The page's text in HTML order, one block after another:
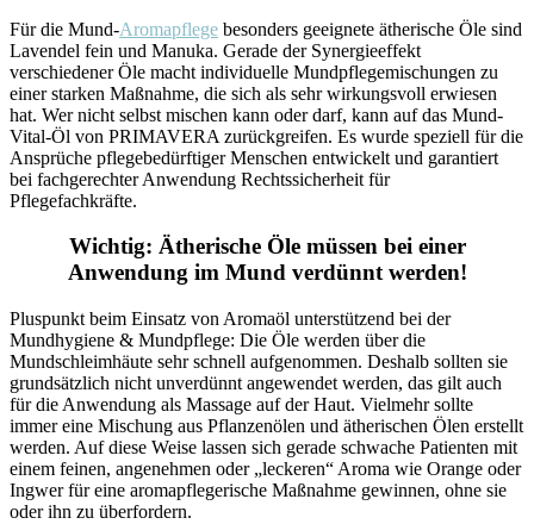
Für die Mund-Aromapflege besonders geeignete ätherische Öle sind
Lavendel fein und Manuka. Gerade der Synergieeffekt
verschiedener Öle macht individuelle Mundpflegemischungen zu
einer starken Maßnahme, die sich als sehr wirkungsvoll erwiesen
hat. Wer nicht selbst mischen kann oder darf, kann auf das Mund-
Vital-Öl von PRIMAVERA zurückgreifen. Es wurde speziell für die
Ansprüche pflegebedürftiger Menschen entwickelt und garantiert
bei fachgerechter Anwendung Rechtssicherheit für
Pflegefachkräfte.
Wichtig: Ätherische Öle müssen bei einer
Anwendung im Mund verdünnt werden!
Pluspunkt beim Einsatz von Aromaöl unterstützend bei der
Mundhygiene & Mundpflege: Die Öle werden über die
Mundschleimhäute sehr schnell aufgenommen. Deshalb sollten sie
grundsätzlich nicht unverdünnt angewendet werden, das gilt auch
für die Anwendung als Massage auf der Haut. Vielmehr sollte
immer eine Mischung aus Pflanzenölen und ätherischen Ölen erstellt
werden. Auf diese Weise lassen sich gerade schwache Patienten mit
einem feinen, angenehmen oder „leckeren“ Aroma wie Orange oder
Ingwer für eine aromapflegerische Maßnahme gewinnen, ohne sie
oder ihn zu überfordern.